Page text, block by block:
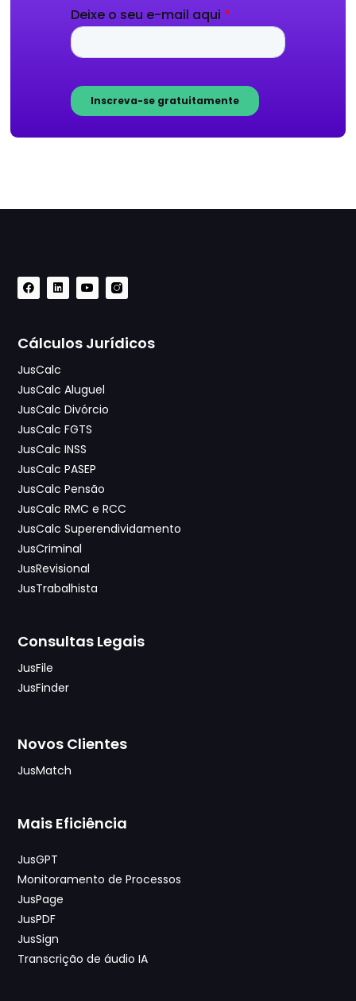
Cálculos Jurídicos
JusCalc
JusCalc Aluguel
JusCalc Divórcio
JusCalc FGTS
JusCalc INSS
JusCalc PASEP
JusCalc Pensão
JusCalc RMC e RCC
JusCalc Superendividamento
JusCriminal
JusRevisional
JusTrabalhista
Consultas Legais
JusFile
JusFinder
Novos Clientes
JusMatch
Mais Eficiência
JusGPT
Monitoramento de Processos
JusPage
JusPDF
JusSign
Transcrição de áudio IA